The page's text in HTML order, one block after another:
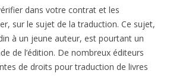
dans votre contrat et les
sur le sujet de la traduction. Ce sujet,
à un jeune auteur, est pourtant un
de l’édition. De nombreux éditeurs
de droits pour traduction de livres